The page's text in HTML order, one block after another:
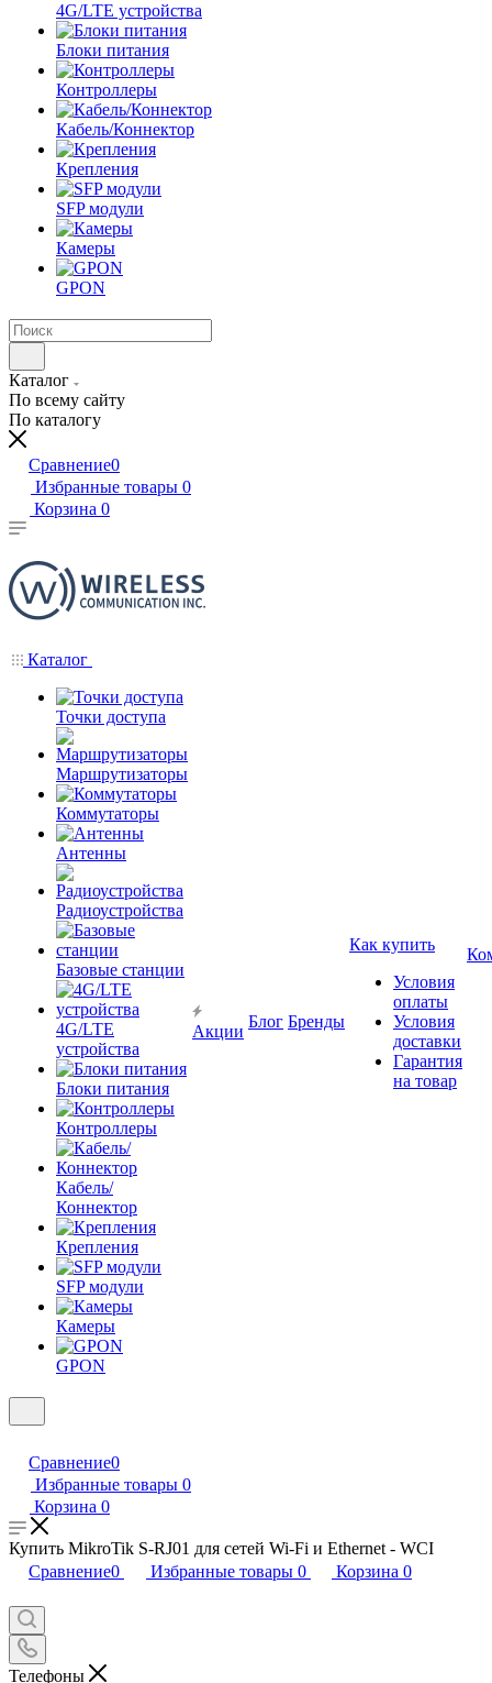
4G/LTE устройства
Блоки питания
Контроллеры
Кабель/Коннектор
Крепления
SFP модули
Камеры
GPON
Каталог
По всему сайту
По каталогу
Сравнение0
Избранные товары 0
Корзина 0
Каталог
Точки доступа
Маршрутизаторы
Коммутаторы
Антенны
Радиоустройства
Базовые станции
4G/LTE
устройства
Блоки питания
Контроллеры
Кабель/
Коннектор
Крепления
SFP модули
Камеры
GPON
Акции
Блог Бренды
Как купить
Условия
оплаты
Условия
доставки
Гарантия
на товар
Сравнение0
Избранные товары 0
Корзина 0
Купить MikroTik S-RJ01 для сетей Wi-Fi и Ethernet - WCI
Сравнение0 Избранные товары 0 Корзина 0
Телефоны